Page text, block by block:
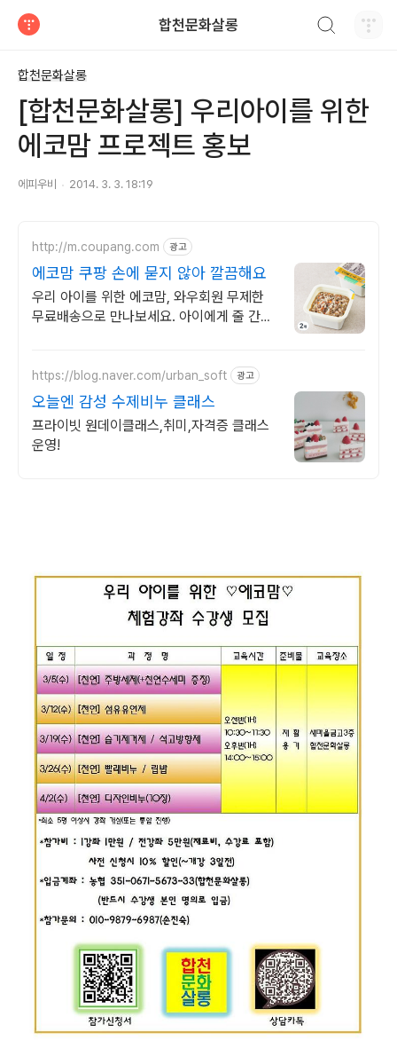
합천문화살롱
합천문화살롱
[합천문화살롱] 우리아이를 위한
에코맘 프로젝트 홍보
에피우비 2014. 3. 3. 18:19
http://m.coupang.com 광고
에코맘 쿠팡 손에 묻지 않아 깔끔해요
우리 아이를 위한 에코맘, 와우회원 무제한
무료배송으로 만나보세요. 아이에게 줄 간식,
https://blog.naver.com/urban_soft 광고
오늘엔 감성 수제비누 클래스
프라이빗 원데이클래스,취미,자격증 클래스
운영!